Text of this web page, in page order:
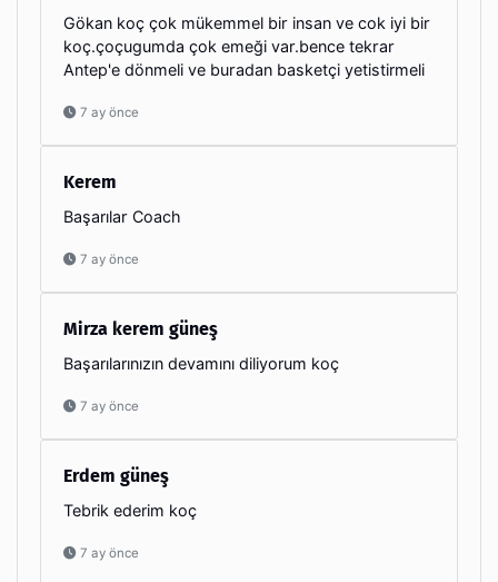
Gökan koç çok mükemmel bir insan ve cok iyi bir
koç.çoçugumda çok emeği var.bence tekrar
Antep'e dönmeli ve buradan basketçi yetistirmeli
7 ay önce
Kerem
Başarılar Coach
7 ay önce
Mirza kerem güneş
Başarılarınızın devamını diliyorum koç
7 ay önce
Erdem güneş
Tebrik ederim koç
7 ay önce